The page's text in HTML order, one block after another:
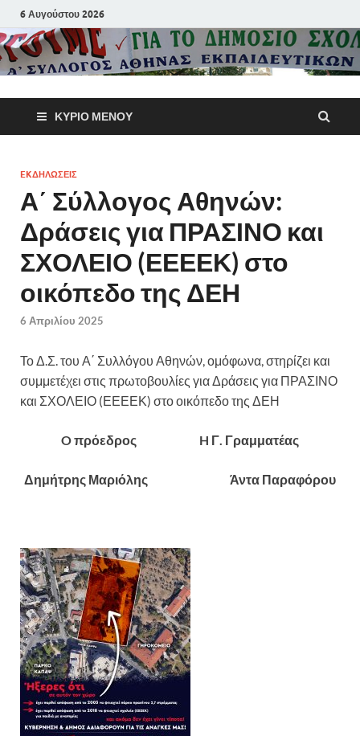
6 Αυγούστου 2026
Α΄
Αθηνών
Π.Ε.
ΚΎΡΙΟ ΜΕΝΟΎ
EKΔΗΛΩΣΕΙΣ
Α΄ Σύλλογος Αθηνών:
Δράσεις για ΠΡΑΣΙΝΟ και
ΣΧΟΛΕΙΟ (ΕΕΕΕΚ) στο
οικόπεδο της ΔΕΗ
6 Απριλίου 2025
Το Δ.Σ. του Α΄ Συλλόγου Αθηνών, ομόφωνα, στηρίζει και
συμμετέχει στις πρωτοβουλίες για Δράσεις για ΠΡΑΣΙΝΟ
και ΣΧΟΛΕΙΟ (ΕΕΕΕΚ) στο οικόπεδο της ΔΕΗ
O πρόεδρος H Γ. Γραμματέας
Δημήτρης Μαριόλης Άντα Παραφόρου